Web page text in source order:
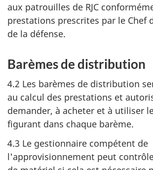
aux patrouilles de RJC
prestations prescrites par le Chef
de la défense.
Barèmes de distribution
4.2 Les barèmes de distribution
au calcul des prestations et
demander, à acheter et à utiliser
figurant dans chaque barème.
4.3 Le gestionnaire compétent de
l'approvisionnement peut